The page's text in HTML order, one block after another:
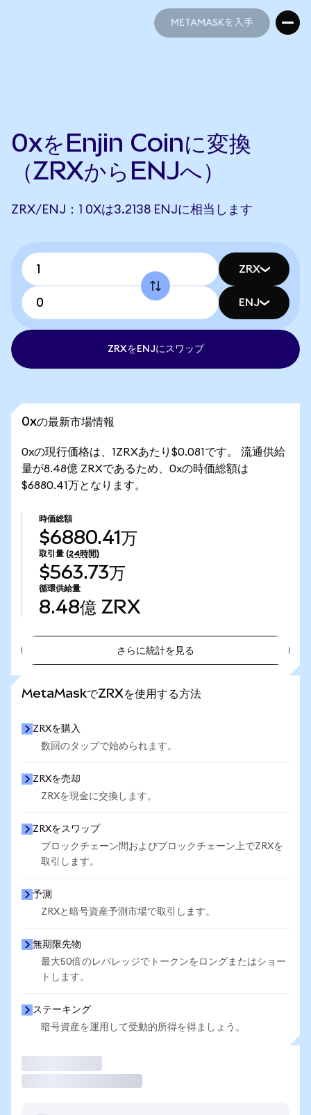
METAMASKを入手
0xをEnjin Coinに変換
（ZRXからENJへ）
ZRX/ENJ：1 0Xは3.2138 ENJに相当します
ZRX
ENJ
ZRXをENJにスワップ
0xの最新市場情報
0xの現行価格は、1ZRXあたり$0.081です。 流通供給
量が8.48億 ZRXであるため、0xの時価総額は
$6880.41万となります。
時価総額
$6880.41万
取引量 (24時間)
$563.73万
循環供給量
8.48億 ZRX
さらに統計を見る
MetaMaskでZRXを使用する方法
ZRXを購入
数回のタップで始められます。
ZRXを売却
ZRXを現金に交換します。
ZRXをスワップ
ブロックチェーン間およびブロックチェーン上でZRXを
取引します。
予測
ZRXと暗号資産予測市場で取引します。
無期限先物
最大50倍のレバレッジでトークンをロングまたはショー
トします。
ステーキング
暗号資産を運用して受動的所得を得ましょう。